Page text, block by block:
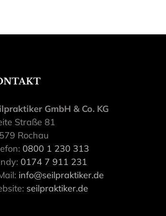
GmbH & Co. KG
Straße 81
Rochau
0800 1 230 313
0174 7 911 231
info@seilpraktiker.de
seilpraktiker.de